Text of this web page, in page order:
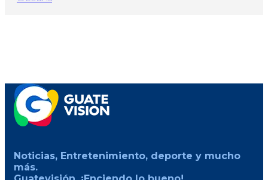
Noticias, Entretenimiento, deporte y mucho
más.